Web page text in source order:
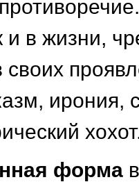
и в жизни,
своих
ирония,
форма